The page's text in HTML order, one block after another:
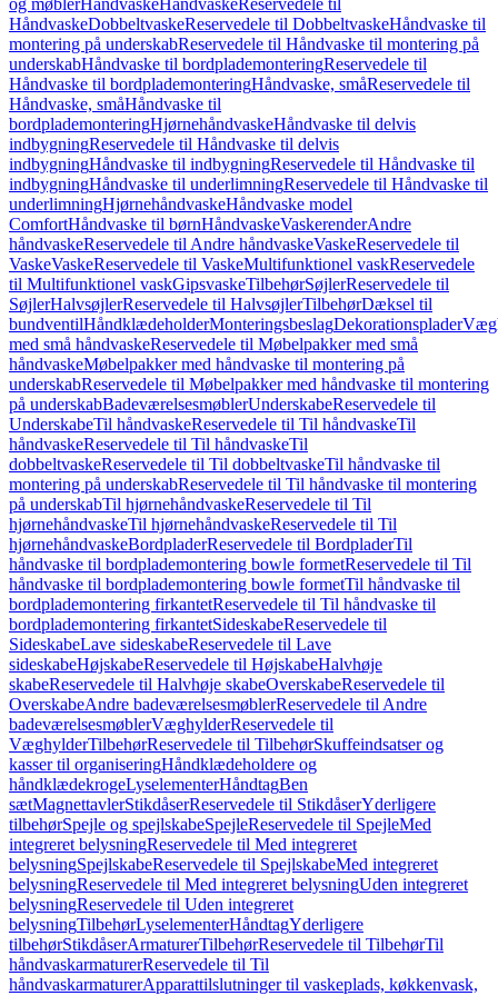
og møblerHåndvaskeHåndvaskeReservedele til
HåndvaskeDobbeltvaskeReservedele til DobbeltvaskeHåndvaske til
montering på underskabReservedele til Håndvaske til montering på
underskabHåndvaske til bordplademonteringReservedele til
Håndvaske til bordplademonteringHåndvaske, småReservedele til
Håndvaske, småHåndvaske til
bordplademonteringHjørnehåndvaskeHåndvaske til delvis
indbygningReservedele til Håndvaske til delvis
indbygningHåndvaske til indbygningReservedele til Håndvaske til
indbygningHåndvaske til underlimningReservedele til Håndvaske til
underlimningHjørnehåndvaskeHåndvaske model
ComfortHåndvaske til børnHåndvaskeVaskerenderAndre
håndvaskeReservedele til Andre håndvaskeVaskeReservedele til
VaskeVaskeReservedele til VaskeMultifunktionel vaskReservedele
til Multifunktionel vaskGipsvaskeTilbehørSøjlerReservedele til
SøjlerHalvsøjlerReservedele til HalvsøjlerTilbehørDæksel til
bundventilHåndklædeholderMonteringsbeslagDekorationsplader
med små håndvaskeReservedele til Møbelpakker med små
håndvaskeMøbelpakker med håndvaske til montering på
underskabReservedele til Møbelpakker med håndvaske til montering
på underskabBadeværelsesmøblerUnderskabeReservedele til
UnderskabeTil håndvaskeReservedele til Til håndvaskeTil
håndvaskeReservedele til Til håndvaskeTil
dobbeltvaskeReservedele til Til dobbeltvaskeTil håndvaske til
montering på underskabReservedele til Til håndvaske til montering
på underskabTil hjørnehåndvaskeReservedele til Til
hjørnehåndvaskeTil hjørnehåndvaskeReservedele til Til
hjørnehåndvaskeBordpladerReservedele til BordpladerTil
håndvaske til bordplademontering bowle formetReservedele til Til
håndvaske til bordplademontering bowle formetTil håndvaske til
bordplademontering firkantetReservedele til Til håndvaske til
bordplademontering firkantetSideskabeReservedele til
SideskabeLave sideskabeReservedele til Lave
sideskabeHøjskabeReservedele til HøjskabeHalvhøje
skabeReservedele til Halvhøje skabeOverskabeReservedele til
OverskabeAndre badeværelsesmøblerReservedele til Andre
badeværelsesmøblerVæghylderReservedele til
VæghylderTilbehørReservedele til TilbehørSkuffeindsatser og
kasser til organiseringHåndklædeholdere og
håndklædekrogeLyselementerHåndtagBen
sætMagnettavlerStikdåserReservedele til StikdåserYderligere
tilbehørSpejle og spejlskabeSpejleReservedele til SpejleMed
integreret belysningReservedele til Med integreret
belysningSpejlskabeReservedele til SpejlskabeMed integreret
belysningReservedele til Med integreret belysningUden integreret
belysningReservedele til Uden integreret
belysningTilbehørLyselementerHåndtagYderligere
tilbehørStikdåserArmaturerTilbehørReservedele til TilbehørTil
håndvaskarmaturerReservedele til Til
håndvaskarmaturerApparattilslutninger til vaskeplads, køkkenvask,